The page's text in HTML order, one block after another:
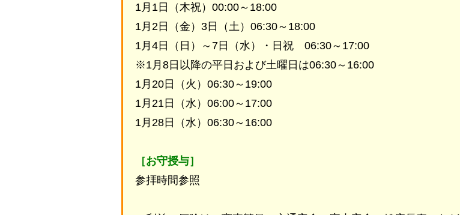
1月1日（木祝）00:00～18:00
1月2日（金）3日（土）06:30～18:00
1月4日（日）～7日（水）・日祝 06:30～17:00
※1月8日以降の平日および土曜日は06:30～16:00
1月20日（火）06:30～19:00
1月21日（水）06:00～17:00
1月28日（水）06:30～16:00
［お守授与］
参拝時間参照